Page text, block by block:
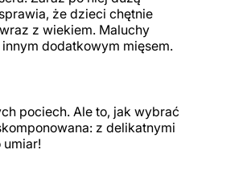
że dzieci chętnie
z wiekiem. Maluchy
dodatkowym mięsem.
pociech. Ale to, jak wybrać
z delikatnymi